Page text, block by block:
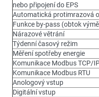
nebo připojení do EPS
Automatická protimrazová
Funkce by-pass (obtok
Nárazové větrání
Týdenní časový režim
Měření spotřeby energie
Komunikace Modbus TCP/
Komunikace Modbus RTU
Anologový vstup
Digitální vstup